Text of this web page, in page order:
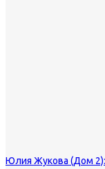
Юлия Жукова (Дом 2):